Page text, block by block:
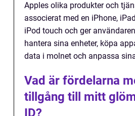
Apples olika produkter och
associerat med en iPhone,
iPod touch och ger
hantera sina enheter, köpa
data i molnet och anpassa
Vad är fördelarna
tillgång till mitt
ID?